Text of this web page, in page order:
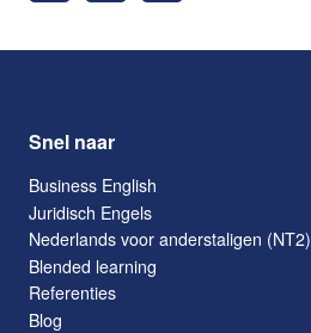
Snel naar
Business English
Juridisch Engels
Nederlands voor anderstaligen (NT2)
Blended learning
Referenties
Blog